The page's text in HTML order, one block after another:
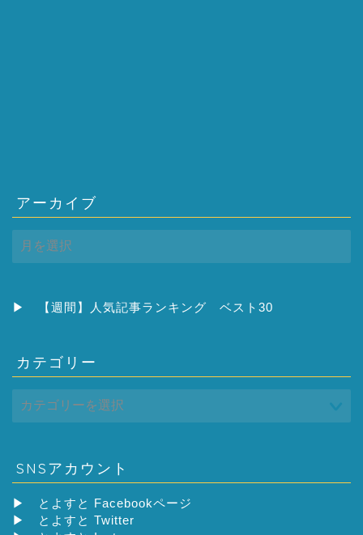
アーカイブ
ー
ブ
▶ 【週間】人気記事ランキング ベスト30
カテゴリー
SNSアカウント
▶
とよすと Facebookページ
▶
とよすと Twitter